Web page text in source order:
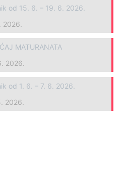
od 15. 6. – 19. 6. 2026.
2026.
MATURANATA
2026.
od 1. 6. – 7. 6. 2026.
2026.